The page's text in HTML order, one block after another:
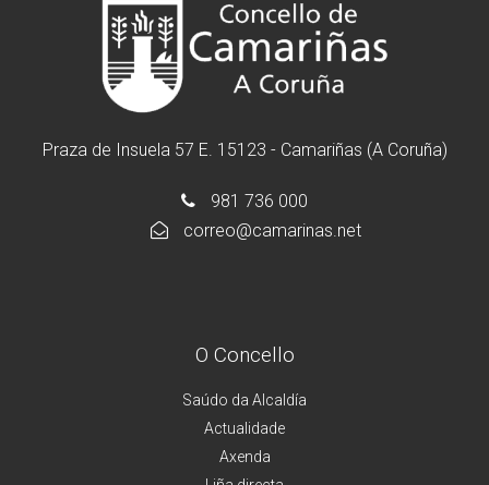
Praza de Insuela 57 E. 15123 - Camariñas (A Coruña)
981 736 000
correo@camarinas.net
O Concello
Saúdo da Alcaldía
Actualidade
Axenda